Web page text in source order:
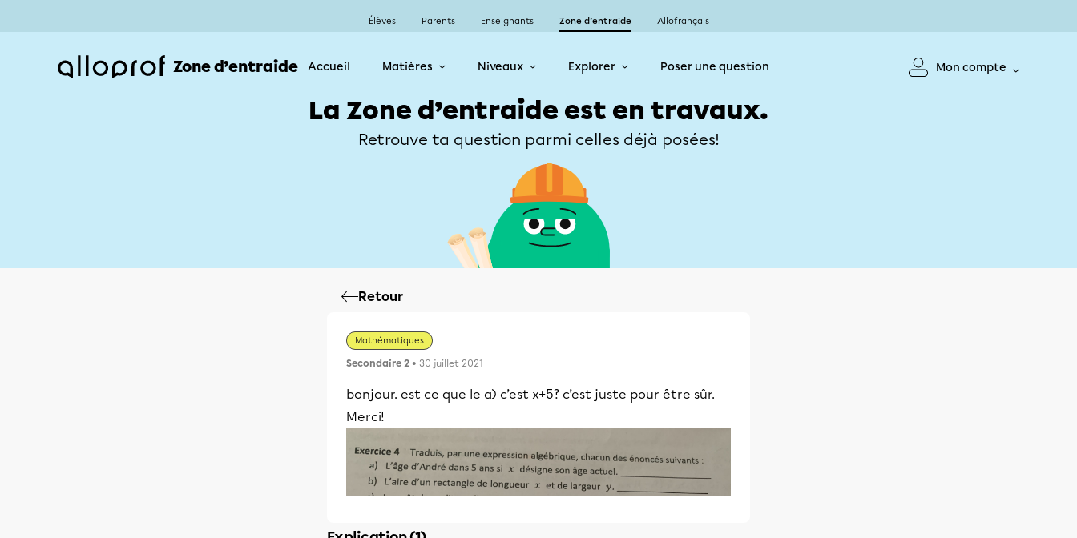
Élèves Parents Enseignants Zone d’entraide Allofrançais
Zone d’entraide Accueil Matières Niveaux Explorer Poser une question Mon compte
La Zone d’entraide est en travaux.
Retrouve ta question parmi celles déjà posées!
Retour
Mathématiques
Secondaire 2 • 30 juillet 2021
bonjour. est ce que le a) c’est x+5? c’est juste pour être sûr.
Merci!